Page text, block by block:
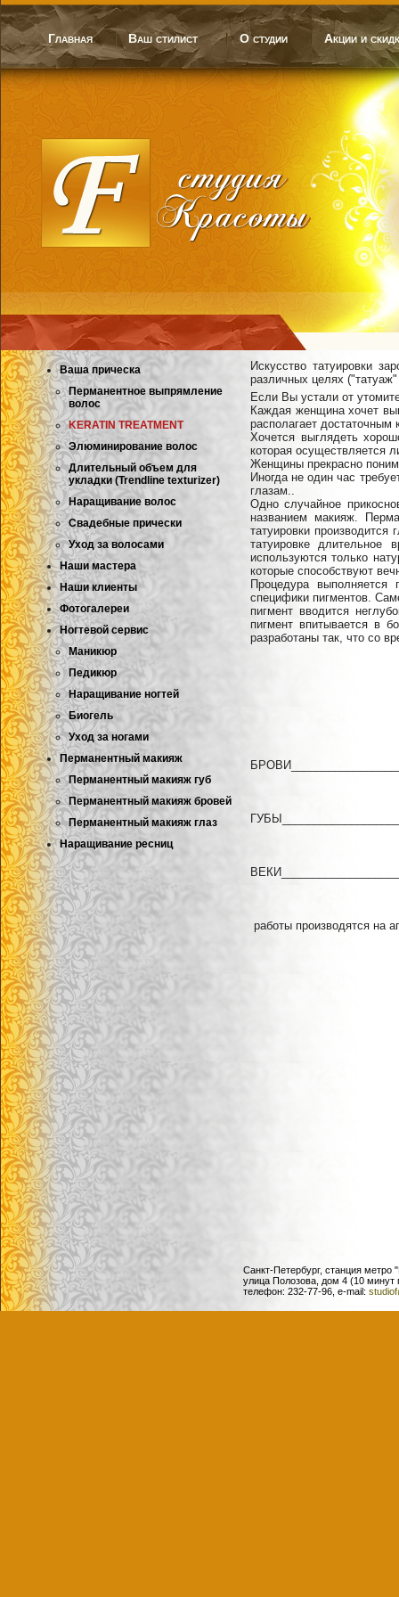
Главная Ваш стилист О студии Акции и
Ваша прическа
Перманентное выпрямление
волос
KERATIN TREATMENT
Элюминирование волос
Длительный объем для
укладки (Trendline texturizer)
Наращивание волос
Свадебные прически
Уход за волосами
Наши мастера
Наши клиенты
Фотогалереи
Ногтевой сервис
Маникюр
Педикюр
Наращивание ногтей
Биогель
Уход за ногами
Перманентный макияж
Перманентный макияж губ
Перманентный макияж бровей
Перманентный макияж глаз
Наращивание ресниц
Искусство татуировки
различных целях
Если Вы устали от
Каждая женщина хочет
располагает
Хочется выглядеть
которая осуществляется
Женщины прекрасно
Иногда не один час
глазам..
Одно случайное
названием макияж.
татуировки
татуировке
используются только
которые способствуют
Процедура
специфики пигментов.
пигмент вводится
пигмент впитывается в
разработаны так, что со
работы производятся на
Санкт-Петербург, станция метро
улица Полозова, дом 4 (10
телефон: 232-77-96, e-mail: